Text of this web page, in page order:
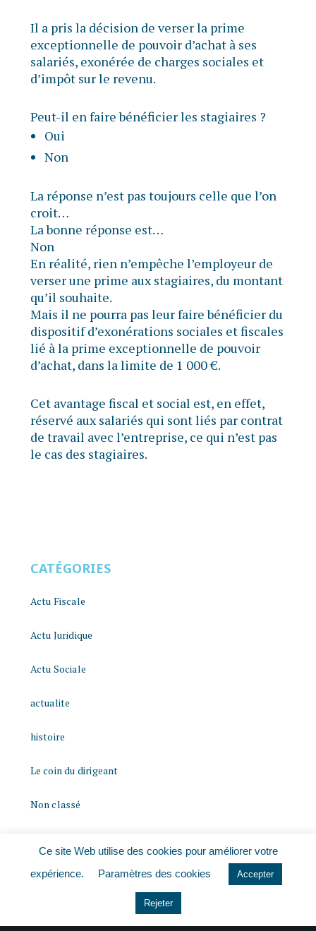
Il a pris la décision de verser la prime
exceptionnelle de pouvoir d’achat à ses
salariés, exonérée de charges sociales et
d’impôt sur le revenu.
Peut-il en faire bénéficier les stagiaires ?
Oui
Non
La réponse n’est pas toujours celle que l’on
croit…
La bonne réponse est…
Non
En réalité, rien n’empêche l’employeur de
verser une prime aux stagiaires, du montant
qu’il souhaite.
Mais il ne pourra pas leur faire bénéficier du
dispositif d’exonérations sociales et fiscales
lié à la prime exceptionnelle de pouvoir
d’achat, dans la limite de 1 000 €.
Cet avantage fiscal et social est, en effet,
réservé aux salariés qui sont liés par contrat
de travail avec l’entreprise, ce qui n’est pas
le cas des stagiaires.
CATÉGORIES
Actu Fiscale
Actu Juridique
Actu Sociale
actualite
histoire
Le coin du dirigeant
Non classé
Ce site Web utilise des cookies pour améliorer votre
expérience.
Paramètres des cookies Accepter
Rejeter